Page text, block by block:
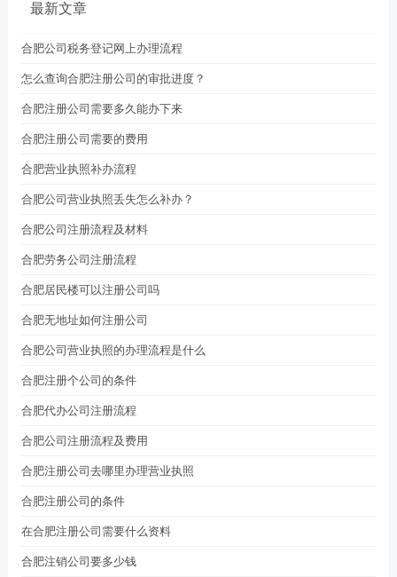
最新文章
合肥公司税务登记网上办理流程
怎么查询合肥注册公司的审批进度？
合肥注册公司需要多久能办下来
合肥注册公司需要的费用
合肥营业执照补办流程
合肥公司营业执照丢失怎么补办？
合肥公司注册流程及材料
合肥劳务公司注册流程
合肥居民楼可以注册公司吗
合肥无地址如何注册公司
合肥公司营业执照的办理流程是什么
合肥注册个公司的条件
合肥代办公司注册流程
合肥公司注册流程及费用
合肥注册公司去哪里办理营业执照
合肥注册公司的条件
在合肥注册公司需要什么资料
合肥注销公司要多少钱